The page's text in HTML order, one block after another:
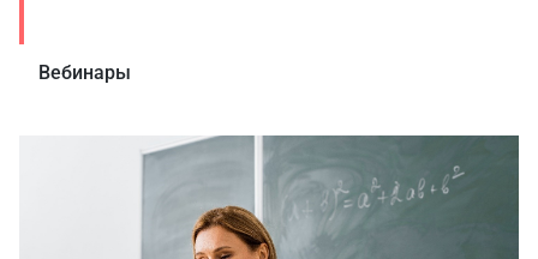
Вебинары